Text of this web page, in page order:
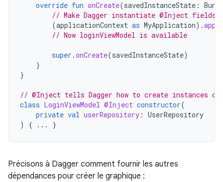
override fun onCreate(savedInstanceState :
// Make Dagger instantiate @Inject fields
(applicationContext as MyApplication).
// Now loginViewModel is available
super .onCreate(savedInstanceState)
}
}
// @Inject tells Dagger how to create instances of
class LoginViewModel @Inject constructor(
private val userRepository : UserRepository
)
{ ... }
Précisons à Dagger comment fournir les autres
dépendances pour créer le graphique :